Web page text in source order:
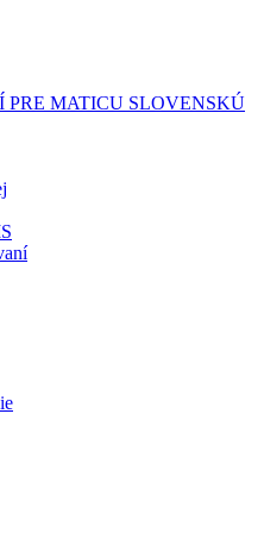
PRE MATICU SLOVENSKÚ